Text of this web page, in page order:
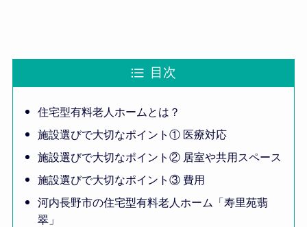
目次
住宅型有料老人ホームとは？
施設選びで大切なポイント① 医療対応
施設選びで大切なポイント② 居室や共用スペース
施設選びで大切なポイント③ 費用
河内長野市の住宅型有料老人ホーム「寿里苑翡
翠」